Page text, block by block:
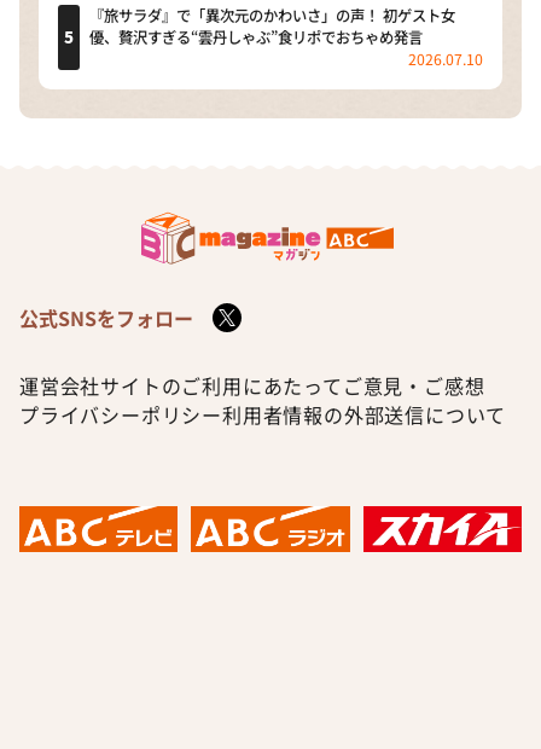
『旅サラダ』で「異次元のかわいさ」の声！ 初ゲスト女
優、贅沢すぎる“雲丹しゃぶ”食リポでおちゃめ発言
2026.07.10
公式SNSをフォロー
運営会社サイトのご利用にあたって ご意見・ご感想
プライバシーポリシー利用者情報の外部送信について